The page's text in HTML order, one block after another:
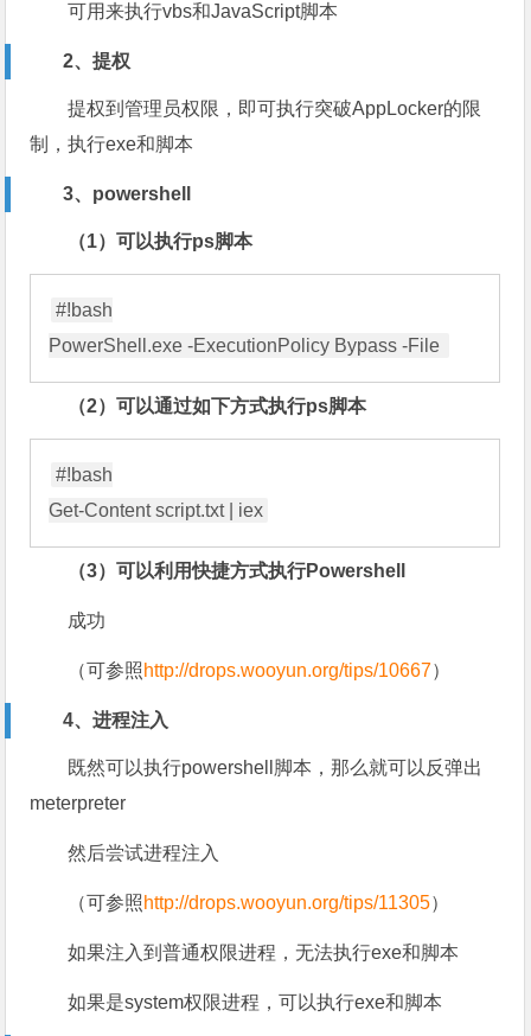
可用来执行vbs和JavaScript脚本
2、提权
提权到管理员权限，即可执行突破AppLocker的限
制，执行exe和脚本
3、powershell
（1）可以执行ps脚本
#!bash
（2）可以通过如下方式执行ps脚本
#!bash
（3）可以利用快捷方式执行Powershell
成功
（可参照 http://drops.wooyun.org/tips/10667）
4、进程注入
既然可以执行powershell脚本，那么就可以反弹出
meterpreter
然后尝试进程注入
（可参照 http://drops.wooyun.org/tips/11305）
如果注入到普通权限进程，无法执行exe和脚本
如果是system权限进程，可以执行exe和脚本